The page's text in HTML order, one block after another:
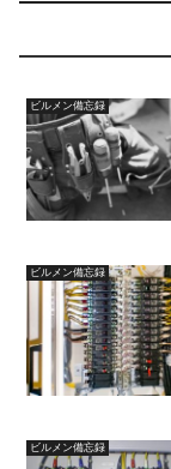
ビルメン備忘録
ビルメン備忘録
ビルメン備忘録